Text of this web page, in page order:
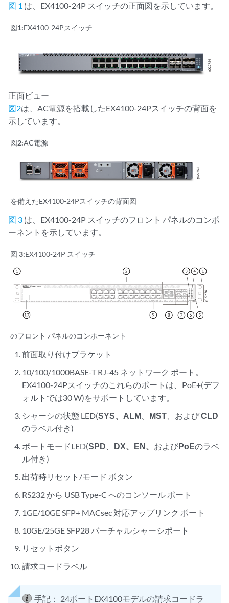
図 1 は、EX4100-24P スイッチの正面図を示しています。
図1:EX4100-24Pスイッチ
正面ビュー
図2は、AC電源を搭載したEX4100-24Pスイッチの背面を
示しています。
図2:AC電源
を備えたEX4100-24Pスイッチの背面図
図 3 は、EX4100-24P スイッチのフロント パネルのコンポ
ーネントを示しています。
図 3:EX4100-24P スイッチ
のフロント パネルのコンポーネント
前面取り付けブラケット
10/100/1000BASE-T RJ-45 ネットワーク ポート。
EX4100-24Pスイッチのこれらのポートは、PoE+(デフ
ォルトでは30 W)をサポートしています。
シャーシの状態 LED(SYS、 ALM MST 、およびCLD
のラベル付き)
ポートモードLED(SPD DX、 EN、 およびPoEのラベ
ル付き)
出荷時リセット/モード ボタン
RS232 から USB Type-C へのコンソール ポート
1GE/10GE SFP+ MACsec 対応アップリンク ポート
10GE/25GE SFP28 バーチャルシャーシポート
リセットボタン
請求コードラベル
手記： 24ポートEX4100モデルの請求コードラ